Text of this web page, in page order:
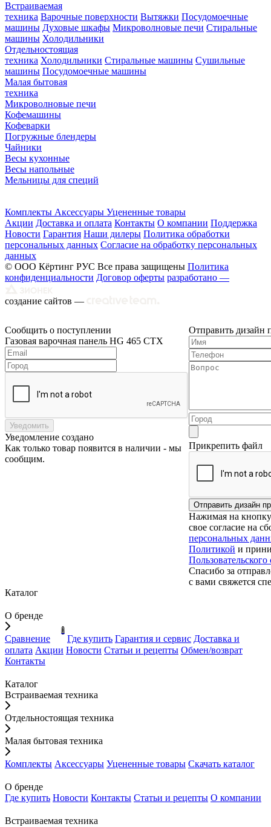
Встраиваемая
техника Варочные поверхности Вытяжки Посудомоечные
машины Духовые шкафы Микроволновые печи Стиральные
машины Холодильники
Отдельностоящая
техника Холодильники Стиральные машины Сушильные
машины Посудомоечные машины
Малая бытовая
техника
Микроволновые печи
Кофемашины
Кофеварки
Погружные блендеры
Чайники
Весы кухонные
Весы напольные
Мельницы для специй
Комплекты Аксессуары Уцененные товары
Акции Доставка и оплата Контакты О компании Поддержка
Новости Гарантия Наши дилеры Политика обработки
персональных данных Согласие на обработку персональных
данных
© ООО Кёртинг РУС Все права защищены Политика
конфиденциальности Договор оферты разработано —
создание сайтов —
Сообщить о поступлении
Газовая варочная панель HG 465 CTX
Уведомить
Уведомление создано
Как только товар появится в наличии - мы
сообщим.
Отправить дизайн
Прикрепить файл
Нажимая на
свое согласие на
персональных
Политикой и
Спасибо за
с вами свяжется
Каталог
О бренде
Сравнение
0
Где купить Гарантия и сервис Доставка и
оплата Акции Новости Статьи и рецепты Обмен/возврат
Контакты
Каталог
Встраиваемая техника
Отдельностоящая техника
Малая бытовая техника
Комплекты Аксессуары Уцененные товары Скачать каталог
О бренде
Где купить Новости Контакты Статьи и рецепты О компании
Встраиваемая техника